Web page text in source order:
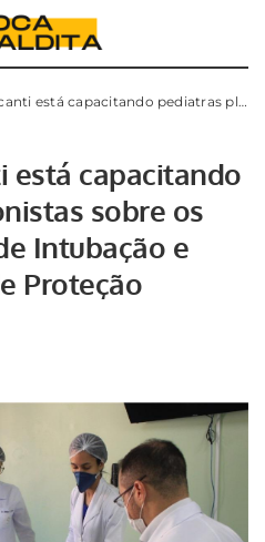
plantonistas sobre os procedimentos de Intubação e Equipamentos de Proteção Individual
está capacitando
sobre os
Intubação e
Proteção